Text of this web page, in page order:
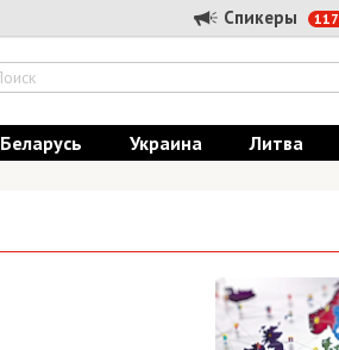
Спикеры
Беларусь Украина Литва